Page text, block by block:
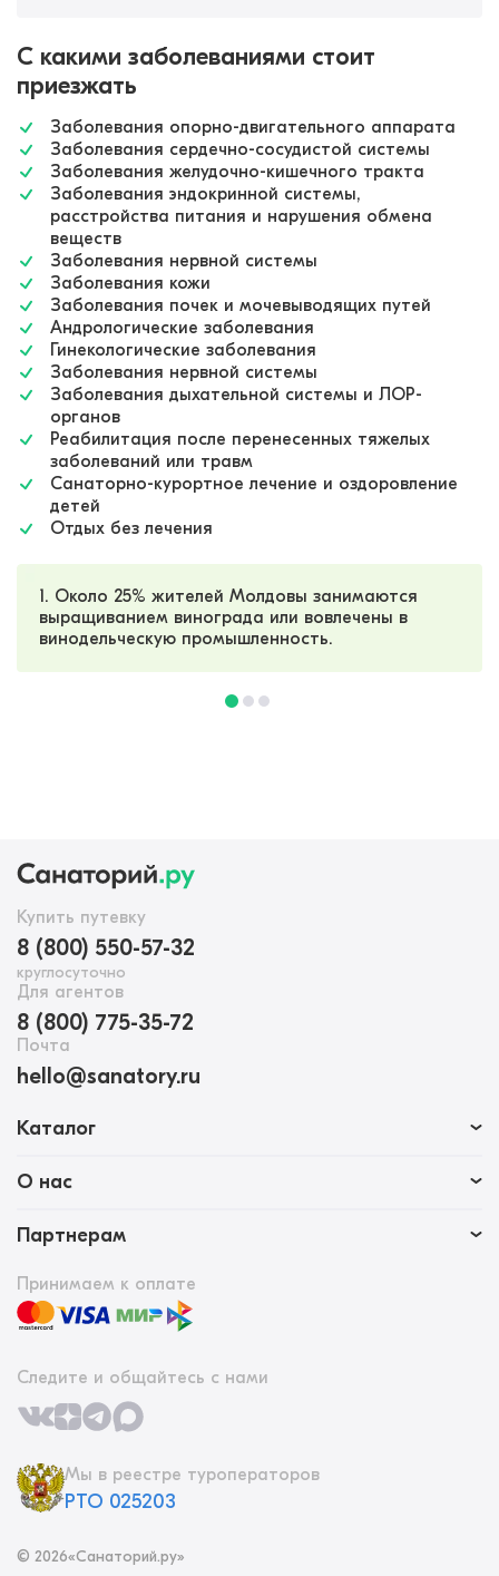
С какими заболеваниями стоит
приезжать
Заболевания опорно-двигательного аппарата
Заболевания сердечно-сосудистой системы
Заболевания желудочно-кишечного тракта
Заболевания эндокринной системы,
расстройства питания и нарушения обмена
веществ
Заболевания нервной системы
Заболевания кожи
Заболевания почек и мочевыводящих путей
Андрологические заболевания
Гинекологические заболевания
Заболевания нервной системы
Заболевания дыхательной системы и ЛОР-
органов
Реабилитация после перенесенных тяжелых
заболеваний или травм
Санаторно-курортное лечение и оздоровление
детей
Отдых без лечения
1. Около 25% жителей Молдовы занимаются
выращиванием винограда или вовлечены в
винодельческую промышленность.
Купить путевку
8 (800) 550-57-32
круглосуточно
Для агентов
8 (800) 775-35-72
Почта
hello@sanatory.ru
Каталог
О нас
Партнерам
Принимаем к оплате
Следите и общайтесь с нами
Мы в реестре туроператоров
РТО 025203
© 2026«Санаторий.ру»